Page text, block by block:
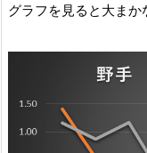
グラフを見ると大まか